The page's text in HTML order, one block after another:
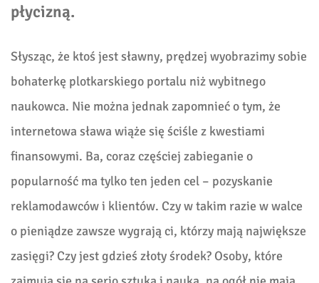
płycizną.
Słysząc, że ktoś jest sławny, prędzej wyobrazimy sobie
bohaterkę plotkarskiego portalu niż wybitnego
naukowca. Nie można jednak zapomnieć o tym, że
internetowa sława wiąże się ściśle z kwestiami
finansowymi. Ba, coraz częściej zabieganie o
popularność ma tylko ten jeden cel – pozyskanie
reklamodawców i klientów. Czy w takim razie w walce
o pieniądze zawsze wygrają ci, którzy mają największe
zasięgi? Czy jest gdzieś złoty środek? Osoby, które